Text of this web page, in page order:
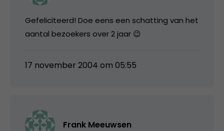
Gefeliciteerd! Doe eens een schatting van het
aantal bezoekers over 2 jaar 😉
17 november 2004 om 05:55
Frank Meeuwsen